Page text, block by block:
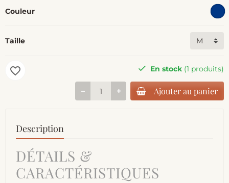
Couleur
Taille
En stock (1 produits)
Ajouter au panier
favorite_border
Description
DÉTAILS &
CARACTÉRISTIQUES